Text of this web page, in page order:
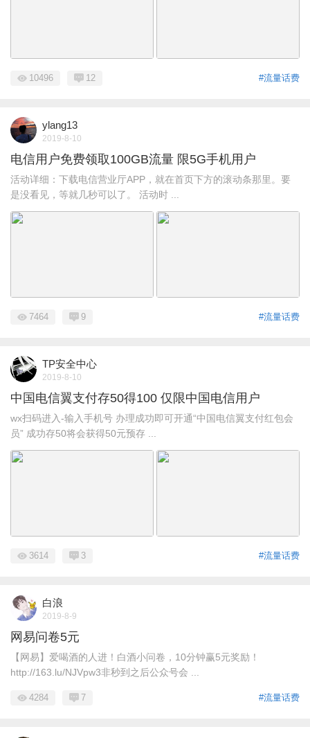
#流量话费
10496 12
ylang13
2019-8-10
电信用户免费领取100GB流量 限5G手机用户
活动详细：下载电信营业厅APP，就在首页下方的滚动条那里。要
是没看见，等就几秒可以了。 活动时 ...
#流量话费
7464 9
TP安全中心
2019-8-10
中国电信翼支付存50得100 仅限中国电信用户
wx扫码进入-输入手机号 办理成功即可开通“中国电信翼支付红包会
员” 成功存50将会获得50元预存 ...
#流量话费
3614 3
白浪
2019-8-9
网易问卷5元
【网易】爱喝酒的人进！白酒小问卷，10分钟赢5元奖励！
http://163.lu/NJVpw3非秒到之后公众号会 ...
#流量话费
4284 7